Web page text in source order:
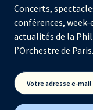
Concerts,
conférences,
actualités de la
l’Orchestre de Paris.
Votre adresse e-mail